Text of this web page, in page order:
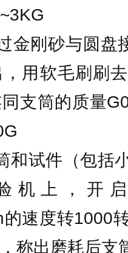
金刚砂与圆盘
用软毛刷刷
支筒的质量
和试件（包括
机上，开
的速度转1000
称出磨耗后支